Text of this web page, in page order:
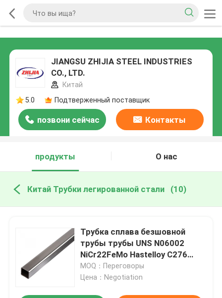
JIANGSU ZHIJIA STEEL INDUSTRIES
CO., LTD.
Китай
5.0
Подтверженный поставщик
позвони сейчас Контакты
продукты О нас
Китай Трубки легированной стали (10)
Трубка сплава безшовной
трубы трубы UNS N06002
NiCr22FeMo Hastelloy C276
Hastelloy x квадратная
MOQ：Переговоры
Цена：Negotiation